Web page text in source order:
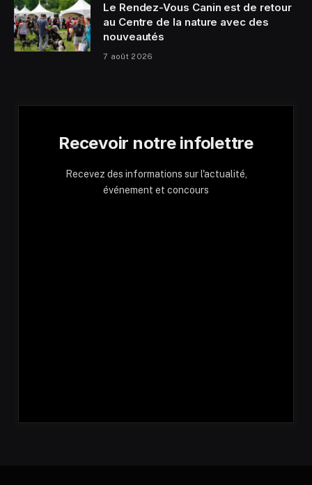
Le Rendez-Vous Canin est de retour
au Centre de la nature avec des
nouveautés
7 août 2026
Recevoir notre infolettre
Recevez des informations sur l'actualité,
événement et concours